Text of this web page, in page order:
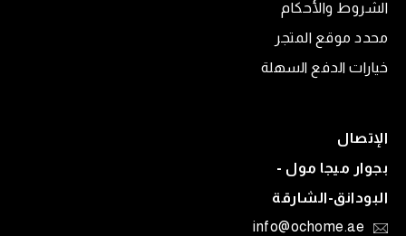
الشروط والأحكام
محدد موقع المتجر
خيارات الدفع السهلة
الإتصال
بجوار ميجا مول -
البودانق-الشارقة
info@ochome.ae